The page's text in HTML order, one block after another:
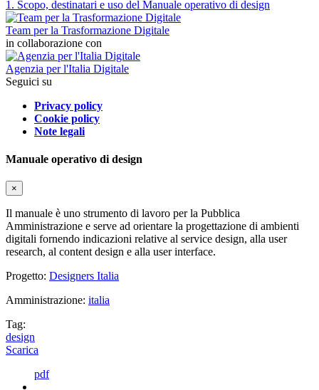
1. Scopo, destinatari e uso del Manuale operativo di design
Team per la Trasformazione Digitale
in collaborazione con
Agenzia per l'Italia Digitale
Seguici su
Privacy policy
Cookie policy
Note legali
Manuale operativo di design
×
Il manuale è uno strumento di lavoro per la Pubblica
Amministrazione e serve ad orientare la progettazione di ambienti
digitali fornendo indicazioni relative al service design, alla user
research, al content design e alla user interface.
Progetto: Designers Italia
Amministrazione: italia
Tag:
design
Scarica
pdf